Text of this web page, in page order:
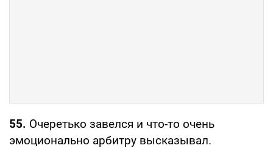
55. Очеретько завелся и что-то очень
эмоционально арбитру высказывал.